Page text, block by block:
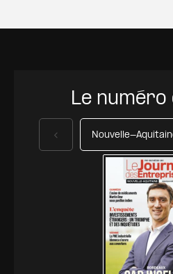
Le numéro
Précédent